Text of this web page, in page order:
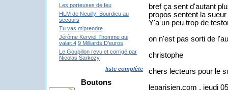
Les porteuses de feu
HLM de Neuilly: Bourdieu au
secours
Tu vas m'prendre
Jérôme Kerviel: l'homme qui
valait 4,9 Milliards D'euros
Le Goupillon revu et corrigé par
Nicolas Sarkozy
liste complète
Boutons
bref ça sent d'autant
propos sentent la
Y'a un peu trop de
on n'est pas sorti de
christophe
chers lecteurs pour le
leparisien.com , jeudi